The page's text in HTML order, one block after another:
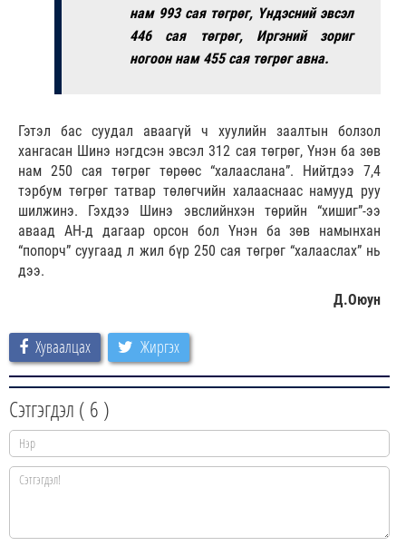
нам 993 сая төгрөг, Үндэсний эвсэл
446 сая төгрөг, Иргэний зориг
ногоон нам 455 сая төгрөг авна.
Гэтэл бас суудал аваагүй ч хуулийн заалтын болзол
хангасан Шинэ нэгдсэн эвсэл 312 сая төгрөг, Үнэн ба зөв
нам 250 сая төгрөг төрөөс “халааслана”. Нийтдээ 7,4
тэрбум төгрөг татвар төлөгчийн халааснаас намууд руу
шилжинэ. Гэхдээ Шинэ эвслийнхэн төрийн “хишиг”-ээ
аваад АН-д дагаар орсон бол Үнэн ба зөв намынхан
“попорч” суугаад л жил бүр 250 сая төгрөг “халааслах” нь
дээ.
Д.Оюун
Хуваалцах Жиргэх
Сэтгэгдэл ( 6 )